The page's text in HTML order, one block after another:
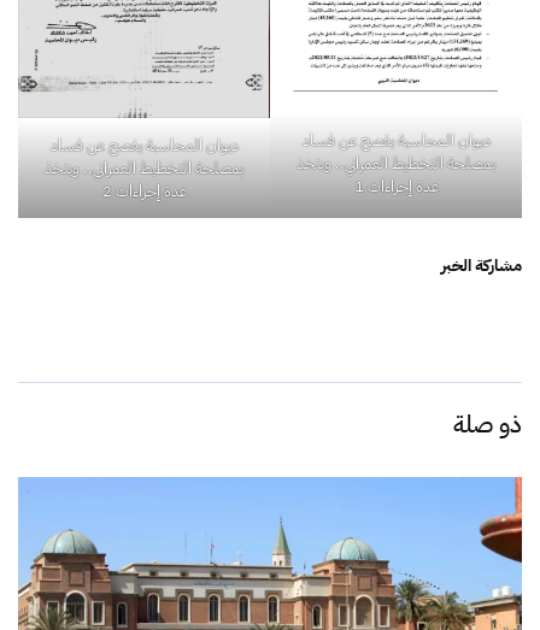
ديوان المحاسبة يفصح عن فساد
بمصلحة التخطيط العمراني.. ويتخذ
عدة إجراءات 1
ديوان المحاسبة يفصح عن فساد
بمصلحة التخطيط العمراني.. ويتخذ
عدة إجراءات 2
مشاركة الخبر
ذو صلة